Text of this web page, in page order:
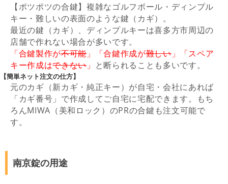
【ポツポツの合鍵】複雑なゴルフボール・ディンプル
キー・難しいの表面のような鍵（カギ）。
最近の鍵（カギ）、ディンプルキーは喜多方市周辺の
店舗で作れない場合が多いです。
「合鍵製作が不可能 」「合鍵作成が難しい」「スペア
キー作成はできない 」 と断られることも多いです。
【簡単ネット注文の仕方】
元のカギ（新カギ・純正キー）が自宅・会社にあれば
「カギ番号」で作成してご自宅に宅配できます。もち
ろんMIWA（美和ロック）のPRの合鍵も注文可能で
す。
南京錠の用途